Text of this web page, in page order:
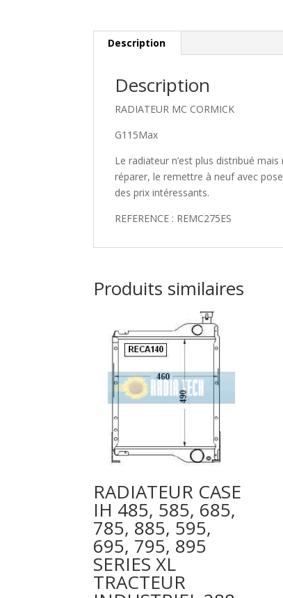
Description
Description
RADIATEUR MC CORMICK
G115Max
Le radiateur n’est plus distribué
réparer, le remettre à neuf avec
des prix intéressants.
REFERENCE : REMC275ES
Produits similaires
RADIATEUR CASE
IH 485, 585, 685,
785, 885, 595,
695, 795, 895
SERIES XL
TRACTEUR